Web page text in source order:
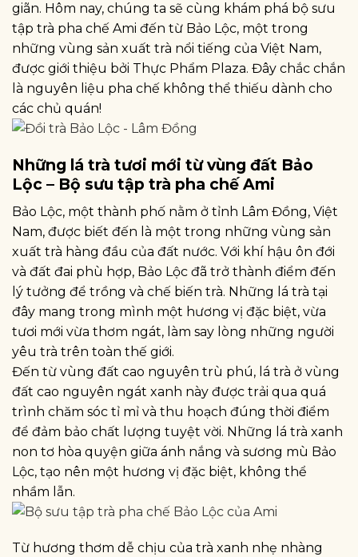
giãn. Hôm nay, chúng ta sẽ cùng khám phá bộ sưu
tập trà pha chế Ami đến từ Bảo Lộc, một trong
những vùng sản xuất trà nổi tiếng của Việt Nam,
được giới thiệu bởi Thực Phẩm Plaza. Đây chắc chắn
là nguyên liệu pha chế không thể thiếu dành cho
các chủ quán!
Những lá trà tươi mới từ vùng đất Bảo
Lộc – Bộ sưu tập trà pha chế Ami
Bảo Lộc, một thành phố nằm ở tỉnh Lâm Đồng, Việt
Nam, được biết đến là một trong những vùng sản
xuất trà hàng đầu của đất nước. Với khí hậu ôn đới
và đất đai phù hợp, Bảo Lộc đã trở thành điểm đến
lý tưởng để trồng và chế biến trà. Những lá trà tại
đây mang trong mình một hương vị đặc biệt, vừa
tươi mới vừa thơm ngát, làm say lòng những người
yêu trà trên toàn thế giới.
Đến từ vùng đất cao nguyên trù phú, lá trà ở vùng
đất cao nguyên ngát xanh này được trải qua quá
trình chăm sóc tỉ mỉ và thu hoạch đúng thời điểm
để đảm bảo chất lượng tuyệt vời. Những lá trà xanh
non tơ hòa quyện giữa ánh nắng và sương mù Bảo
Lộc, tạo nên một hương vị đặc biệt, không thể
nhầm lẫn.
Từ hương thơm dễ chịu của trà xanh nhẹ nhàng